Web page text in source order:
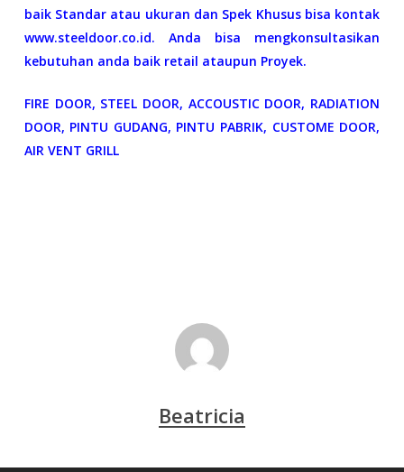
baik Standar atau ukuran dan Spek Khusus bisa kontak
www.steeldoor.co.id. Anda bisa mengkonsultasikan
kebutuhan anda baik retail ataupun Proyek.
FIRE DOOR, STEEL DOOR, ACCOUSTIC DOOR, RADIATION
DOOR, PINTU GUDANG, PINTU PABRIK, CUSTOME DOOR,
AIR VENT GRILL
Beatricia